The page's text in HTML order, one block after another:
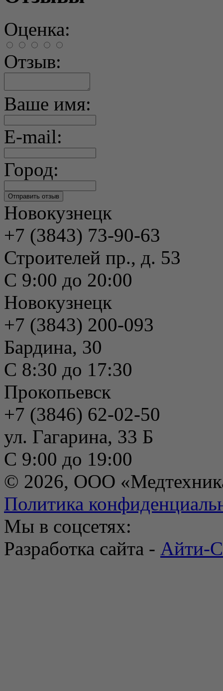
Оценка:
Отзыв:
Ваше имя:
E-mail:
Город:
Новокузнецк
+7 (3843) 73-90-63
Строителей пр., д. 53
С 9:00 до 20:00
Новокузнецк
+7 (3843) 200-093
Бардина, 30
С 8:30 до 17:30
Прокопьевск
+7 (3846) 62-02-50
ул. Гагарина, 33 Б
С 9:00 до 19:00
© 2026, ООО
Политика
Мы в соцсетях:
Разработка сайта - Айти-